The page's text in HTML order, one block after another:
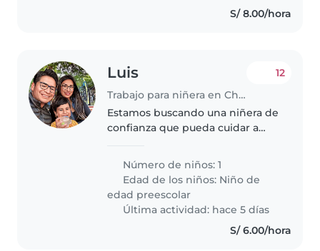
S/ 8.00/hora
Luis
Trabajo para niñera en Chorrillos (Departamento de Lima)
12
Estamos buscando una niñera de
confianza que pueda cuidar a
juguetón. Necesitamos alguien
que esté cómodo cocinando,
haciendo..
Número de niños: 1
Edad de los niños: Niño de
edad preescolar
Última actividad: hace 5 días
S/ 6.00/hora